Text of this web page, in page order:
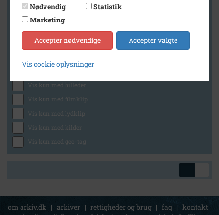
Generelt
Vis kun med billeder
Vis kun med filmklip
Vis kun med lydklip
Vis kun med kilder
Vis kun med geo-tag
om arkiv.dk | arkiver | rettigheder og brug | faq | kontakt
Nødvendig
Statistik
Marketing
Accepter nødvendige Accepter valgte
Vis cookie oplysninger